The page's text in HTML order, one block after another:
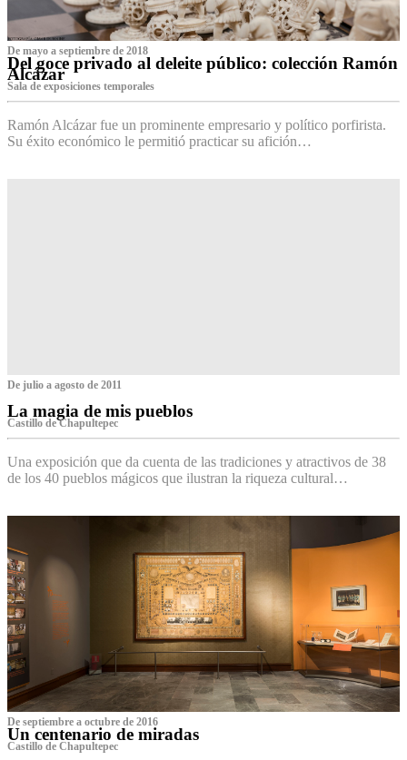
De mayo a septiembre de 2018
Del goce privado al deleite público: colección Ramón
Alcázar
Sala de exposiciones temporales
Ramón Alcázar fue un prominente empresario y político porfirista.
Su éxito económico le permitió practicar su afición…
De julio a agosto de 2011
La magia de mis pueblos
Castillo de Chapultepec
Una exposición que da cuenta de las tradiciones y atractivos de 38
de los 40 pueblos mágicos que ilustran la riqueza cultural…
De septiembre a octubre de 2016
Un centenario de miradas
Castillo de Chapultepec